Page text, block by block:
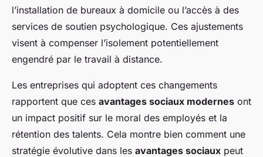
l’installation de bureaux à domicile ou l’accès à des
services de soutien psychologique. Ces ajustements
visent à compenser l’isolement potentiellement
engendré par le travail à distance.
Les entreprises qui adoptent ces changements
rapportent que ces avantages sociaux modernes ont
un impact positif sur le moral des employés et la
rétention des talents. Cela montre bien comment une
stratégie évolutive dans les avantages sociaux peut